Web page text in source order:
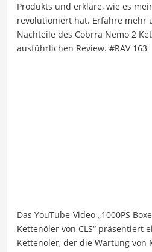
Produkts und erkläre, wie es
revolutioniert hat. Erfahre mehr
Nachteile des Cobrra Nemo 2
ausführlichen Review. #RAV 163
Das YouTube-Video „1000PS
Kettenöler von CLS“ präsentiert
Kettenöler, der die Wartung von